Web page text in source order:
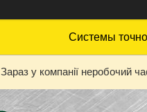
Системы
Зараз у компанії неробочий